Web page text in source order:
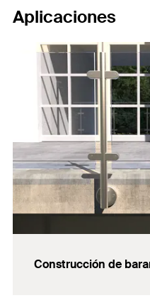
Aplicaciones
Construcción de